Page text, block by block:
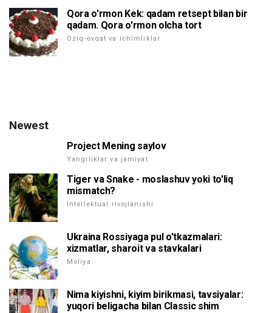
Qora o'rmon Kek: qadam retsept bilan bir
qadam. Qora o'rmon olcha tort
Oziq-ovqat va ichimliklar
Newest
Project Mening saylov
Yangiliklar va jamiyat
Tiger va Snake - moslashuv yoki to'liq
mismatch?
Intellektual rivojlanishi
Ukraina Rossiyaga pul o'tkazmalari:
xizmatlar, sharoit va stavkalari
Moliya
Nima kiyishni, kiyim birikmasi, tavsiyalar:
yuqori beligacha bilan Classic shim